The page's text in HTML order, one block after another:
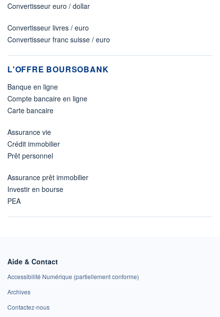
Convertisseur euro / dollar
Convertisseur livres / euro
Convertisseur franc suisse / euro
L'OFFRE BOURSOBANK
Banque en ligne
Compte bancaire en ligne
Carte bancaire
Assurance vie
Crédit immobilier
Prêt personnel
Assurance prêt immobilier
Investir en bourse
PEA
Aide & Contact
Accessibilité Numérique (partiellement conforme)
Archives
Contactez-nous